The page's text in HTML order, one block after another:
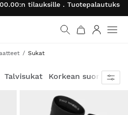
tilauksille .
Sukat
Talvisukat Korkean